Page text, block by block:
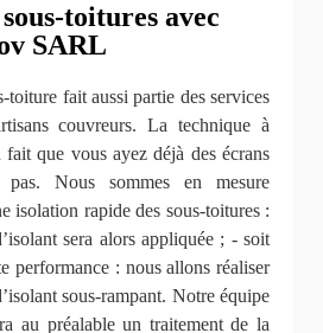
toitures avec
SARL
toiture fait aussi partie des services
couvreurs. La technique à
fait que vous ayez déjà des écrans
Nous sommes en mesure
isolation rapide des sous-toitures :
sera alors appliquée ; - soit
performance : nous allons réaliser
sous-rampant. Notre équipe
au préalable un traitement de la